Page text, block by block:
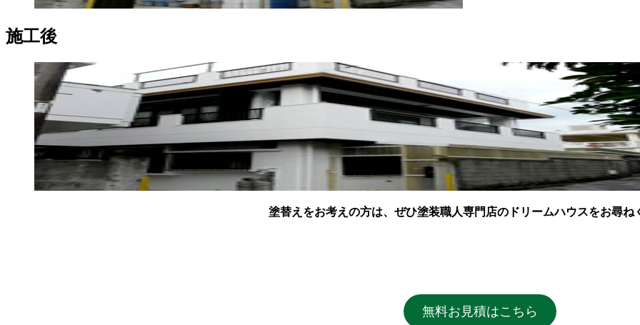
施工後
塗替えをお考えの方は、ぜひ塗装職人専門店の ドリームハウスをお尋ね
無料お見積はこちら